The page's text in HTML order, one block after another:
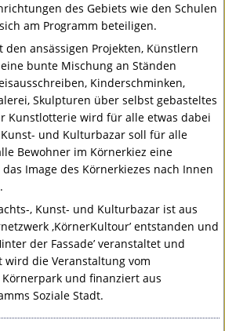
des Gebiets wie den Schulen
am Programm beteiligen.
ansässigen Projekten, Künstlern
bunte Mischung an Ständen
Kinderschminken,
Skulpturen über selbst gebasteltes
Kunstlotterie wird für alle etwas dabei
und Kulturbazar soll für alle
Bewohner im Körnerkiez eine
Image des Körnerkiezes nach Innen
, Kunst- und Kulturbazar ist aus
‚KörnerKultour’ entstanden und
der Fassade’ veranstaltet und
die Veranstaltung vom
und finanziert aus
Soziale Stadt.